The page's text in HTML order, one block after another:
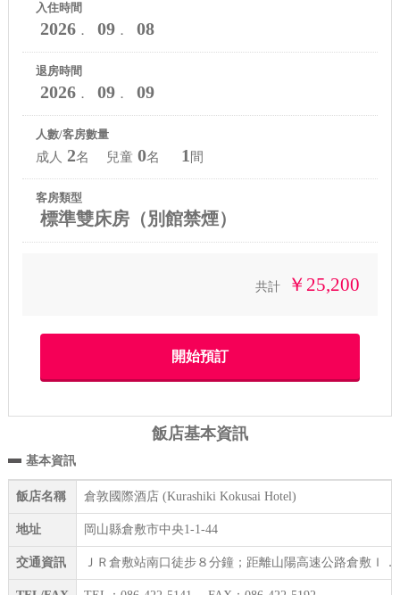
入住時間
2026． 09． 08
退房時間
2026． 09． 09
人數/客房數量
成人 2名 兒童 0名 1 間
客房類型
標準雙床房（別館禁煙）
共計 ￥25,200
飯店基本資訊
基本資訊
飯店名稱 倉敦國際酒店 (Kurashiki Kokusai Hotel)
地址 岡山縣倉敷市中央1-1-44
交通資訊 ＪＲ倉敷站南口徒步８分鐘；距離山陽高速公路倉敷Ｉ